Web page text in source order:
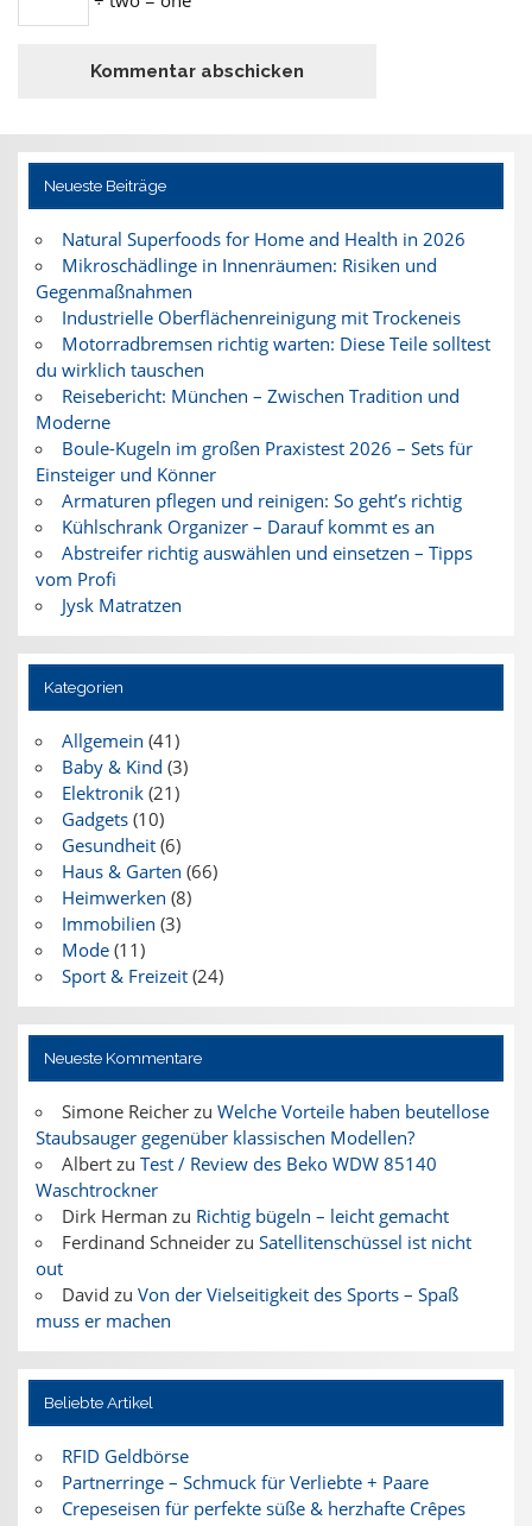
Neueste Beiträge
Natural Superfoods for Home and Health in 2026
Mikroschädlinge in Innenräumen: Risiken und
Gegenmaßnahmen
Industrielle Oberflächenreinigung mit Trockeneis
Motorradbremsen richtig warten: Diese Teile solltest
du wirklich tauschen
Reisebericht: München – Zwischen Tradition und
Moderne
Boule-Kugeln im großen Praxistest 2026 – Sets für
Einsteiger und Könner
Armaturen pflegen und reinigen: So geht’s richtig
Kühlschrank Organizer – Darauf kommt es an
Abstreifer richtig auswählen und einsetzen – Tipps
vom Profi
Jysk Matratzen
Kategorien
Allgemein (41)
Baby & Kind (3)
Elektronik(21)
Gadgets(10)
Gesundheit(6)
Haus & Garten (66)
Heimwerken (8)
Immobilien (3)
Mode(11)
Sport & Freizeit(24)
Neueste Kommentare
Simone Reicherzu Welche Vorteile haben beutellose
Staubsauger gegenüber klassischen Modellen?
Albertzu Test / Review des Beko WDW 85140
Waschtrockner
Dirk Herman zu Richtig bügeln – leicht gemacht
Ferdinand Schneiderzu Satellitenschüssel ist nicht
out
David zu Von der Vielseitigkeit des Sports – Spaß
muss er machen
Beliebte Artikel
RFID Geldbörse
Partnerringe – Schmuck für Verliebte + Paare
Crepeseisen für perfekte süße & herzhafte Crêpes